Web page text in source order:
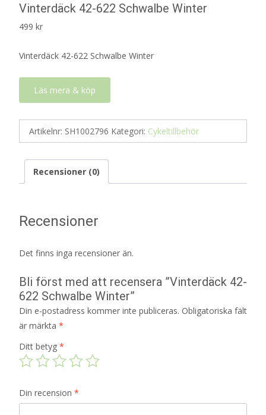
Vinterdäck 42-622 Schwalbe Winter
499 kr
Vinterdäck 42-622 Schwalbe Winter
Läs mera & köp
Artikelnr: SH1002796 Kategori: Cykeltillbehör
Recensioner (0)
Recensioner
Det finns inga recensioner än.
Bli först med att recensera ”Vinterdäck 42-
622 Schwalbe Winter”
Din e-postadress kommer inte publiceras. Obligatoriska fält
är märkta *
Ditt betyg *
Din recension *